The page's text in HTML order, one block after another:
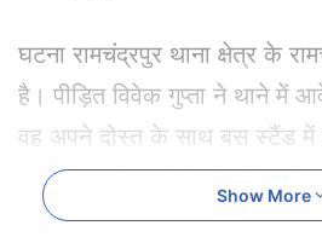
घटना रामचंद्रपुर थाना क्षेत्र के
है। पीड़ित विवेक गुप्ता ने थाने में
वह अपने दोस्त के साथ बस स्टैंड में
करीब 11 बजे वहां गांव के ही रहने
पिता भोलाठाकुर पिकअप वाहन
Show More